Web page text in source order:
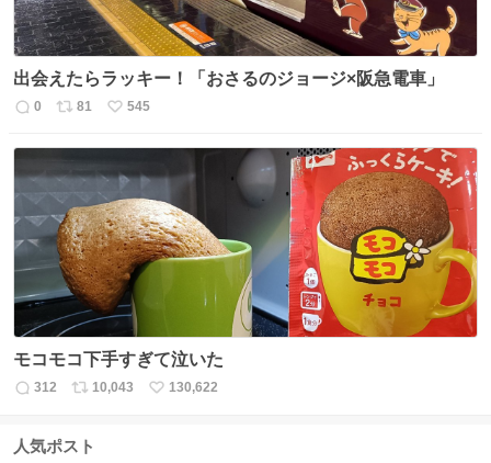
出会えたらラッキー！「おさるのジョージ×阪急電車」
返
0
リ
ス
ト
数
81
い
数
545
モコモコ下手すぎて泣いた
返
数
312
リ
ス
10,043
い
130,622
人気ポスト